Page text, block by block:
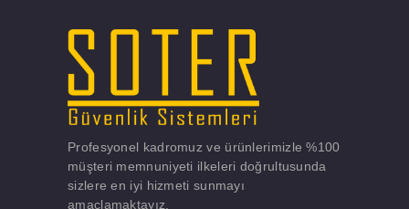
Profesyonel kadromuz ve ürünlerimizle %100
müşteri memnuniyeti ilkeleri doğrultusunda
sizlere en iyi hizmeti sunmayı
amaçlamaktayız.